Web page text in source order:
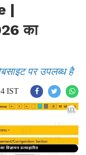
|
का
पर उपलब्ध है
IST